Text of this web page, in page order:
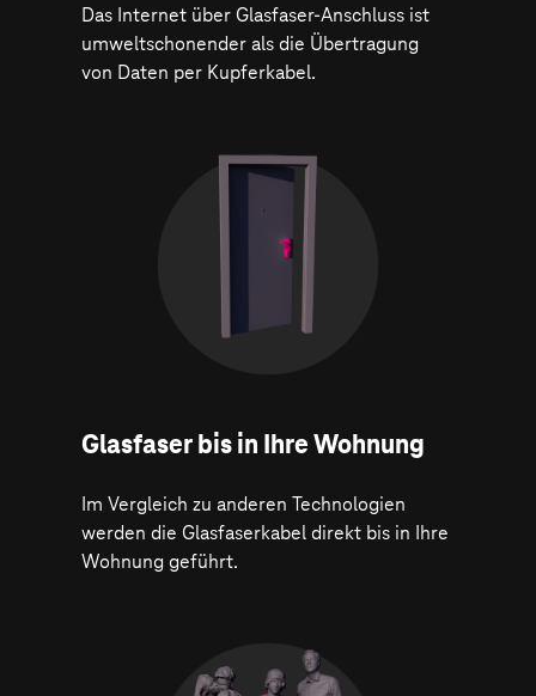
Das Internet über Glasfaser-Anschluss ist
umweltschonender als die Übertragung
von Daten per Kupferkabel.
Glasfaser bis in Ihre Wohnung
Im Vergleich zu anderen Technologien
werden die Glasfaserkabel direkt bis in Ihre
Wohnung geführt.